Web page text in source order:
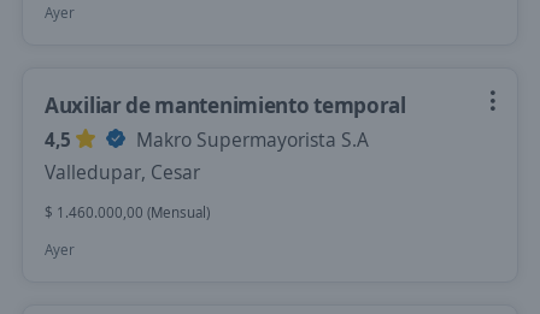
Ayer
Auxiliar de mantenimiento temporal
4,5
Makro Supermayorista S.A
Valledupar, Cesar
$ 1.460.000,00 (Mensual)
Ayer